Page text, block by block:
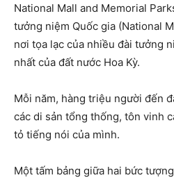
National Mall and Memorial
tưởng niệm Quốc gia (National
nơi tọa lạc của nhiều đài tưởng
nhất của đất nước Hoa Kỳ.
Mỗi năm, hàng triệu người đến
các di sản tổng thống, tôn vinh
tỏ tiếng nói của mình.
Một tấm bảng giữa hai bức